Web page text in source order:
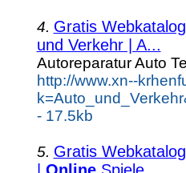
4. Gratis
und Verkehr | A...
Autoreparatur Auto
http://www.xn--
- 17.5kb
5. Gratis